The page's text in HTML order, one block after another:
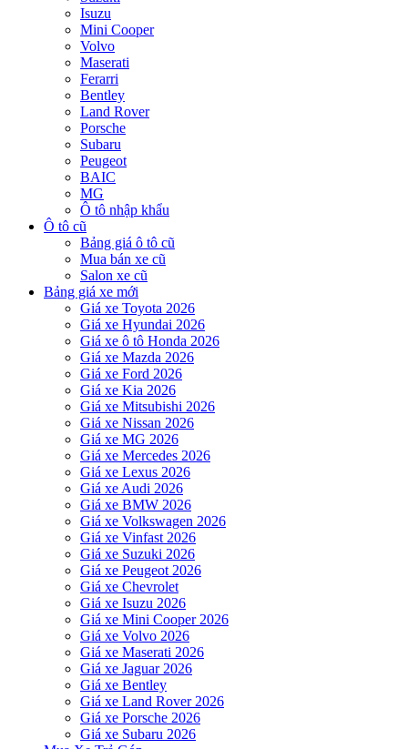
Isuzu
Mini Cooper
Volvo
Maserati
Ferarri
Bentley
Land Rover
Porsche
Subaru
Peugeot
BAIC
MG
Ô tô nhập khẩu
Ô tô cũ
Bảng giá ô tô cũ
Mua bán xe cũ
Salon xe cũ
Bảng giá xe mới
Giá xe Toyota 2026
Giá xe Hyundai 2026
Giá xe ô tô Honda 2026
Giá xe Mazda 2026
Giá xe Ford 2026
Giá xe Kia 2026
Giá xe Mitsubishi 2026
Giá xe Nissan 2026
Giá xe MG 2026
Giá xe Mercedes 2026
Giá xe Lexus 2026
Giá xe Audi 2026
Giá xe BMW 2026
Giá xe Volkswagen 2026
Giá xe Vinfast 2026
Giá xe Suzuki 2026
Giá xe Peugeot 2026
Giá xe Chevrolet
Giá xe Isuzu 2026
Giá xe Mini Cooper 2026
Giá xe Volvo 2026
Giá xe Maserati 2026
Giá xe Jaguar 2026
Giá xe Bentley
Giá xe Land Rover 2026
Giá xe Porsche 2026
Giá xe Subaru 2026